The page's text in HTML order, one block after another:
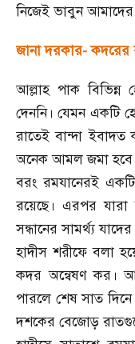
নিজেই ভাবুন
জানা দরকার-কদরের
আল্লাহ পাক বিভিন্ন
দেননি। যেমন একটি
রাতেই বান্দা
অনেক আমল জমা
বরং রমযানেরই
রয়েছে। এরপর
সন্ধানের সামর্থ্য
হাদীস শরীফে বলা
কদর অন্বেষণ কর।
পারলে শেষ সাত
দশকের বেজোড়